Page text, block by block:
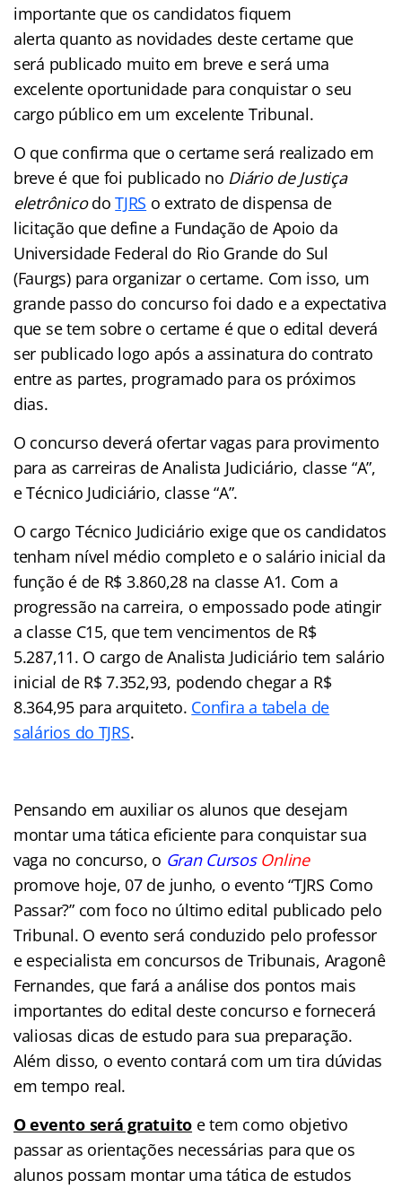
importante que os candidatos fiquem
alerta quanto as novidades deste certame que
será publicado muito em breve e será uma
excelente oportunidade para conquistar o seu
cargo público em um excelente Tribunal.
O que confirma que o certame será realizado em
breve é que foi publicado no Diário de Justiça
eletrônicodoTJRS o extrato de dispensa de
licitação que define a Fundação de Apoio da
Universidade Federal do Rio Grande do Sul
(Faurgs) para organizar o certame. Com isso, um
grande passo do concurso foi dado e a expectativa
que se tem sobre o certame é que o edital deverá
ser publicado logo após a assinatura do contrato
entre as partes, programado para os próximos
dias.
O concurso deverá ofertar vagas para provimento
para as carreiras de Analista Judiciário, classe “A”,
e Técnico Judiciário, classe “A”.
O cargo Técnico Judiciário exige que os candidatos
tenham nível médio completo e o salário inicial da
função é de R$ 3.860,28 na classe A1. Com a
progressão na carreira, o empossado pode atingir
a classe C15, que tem vencimentos de R$
5.287,11. O cargo de Analista Judiciário tem salário
inicial de R$ 7.352,93, podendo chegar a R$
8.364,95 para arquiteto. Confira a tabela de
salários do TJRS.
Pensando em auxiliar os alunos que desejam
montar uma tática eficiente para conquistar sua
vaga no concurso, o Gran Cursos Online
promove hoje, 07 de junho, o evento “TJRS Como
Passar?” com foco no último edital publicado pelo
Tribunal. O evento será conduzido pelo professor
e especialista em concursos de Tribunais, Aragonê
Fernandes, que fará a análise dos pontos mais
importantes do edital deste concurso e fornecerá
valiosas dicas de estudo para sua preparação.
Além disso, o evento contará com um tira dúvidas
em tempo real.
O evento será gratuito e tem como objetivo
passar as orientações necessárias para que os
alunos possam montar uma tática de estudos